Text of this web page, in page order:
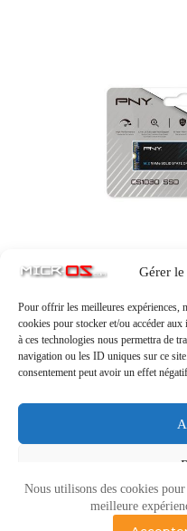
Gérer
Pour offrir les meilleures expériences,
cookies pour stocker et/ou accéder
à ces technologies nous permettra de
navigation ou les ID uniques sur ce
consentement peut avoir un effet
Voir
Nous utilisons des cookies
meilleure
Laisser un commentaire
Vous devez